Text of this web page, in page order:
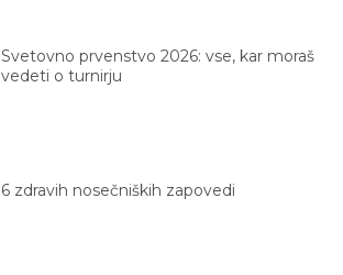
Svetovno prvenstvo 2026: vse, kar moraš
vedeti o turnirju
6 zdravih nosečniških zapovedi